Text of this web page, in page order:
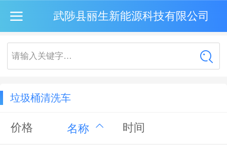
武陟县丽生新能源科技有限公司
请输入关键字…
垃圾桶清洗车
价格 名称 时间